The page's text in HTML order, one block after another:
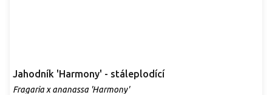
Jahodník 'Harmony' - stáleplodící
Fragaria x ananassa 'Harmony'